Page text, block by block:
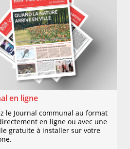
en ligne
le Journal communal au format
en ligne ou avec une
gratuite à installer sur votre